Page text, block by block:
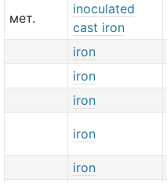
мет.
inoculated
cast iron
iron
iron
iron
iron
iron